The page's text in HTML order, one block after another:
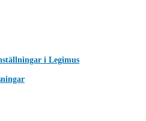
i Legimus